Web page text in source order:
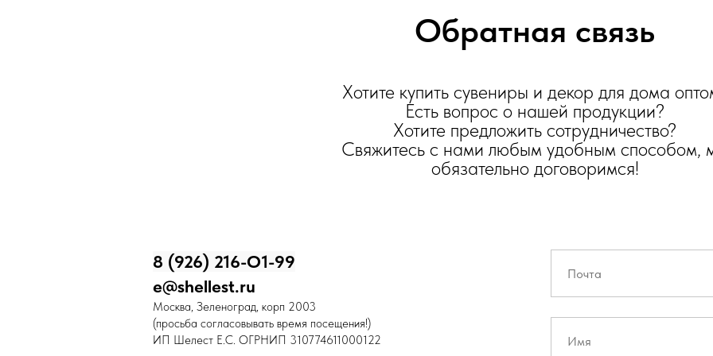
Обратная связь
Хотите купить сувениры и декор для дома
Есть вопрос о нашей продукции?
Хотите предложить сотрудничество?
Свяжитесь с нами любым удобным способом,
обязательно договоримся!
8 (926) 216-О1-99
e@shellest.ru
Москва, Зеленоград, корп 2003
(просьба согласовывать время посещения!)
ИП Шелест Е.С. ОГРНИП 310774611000122